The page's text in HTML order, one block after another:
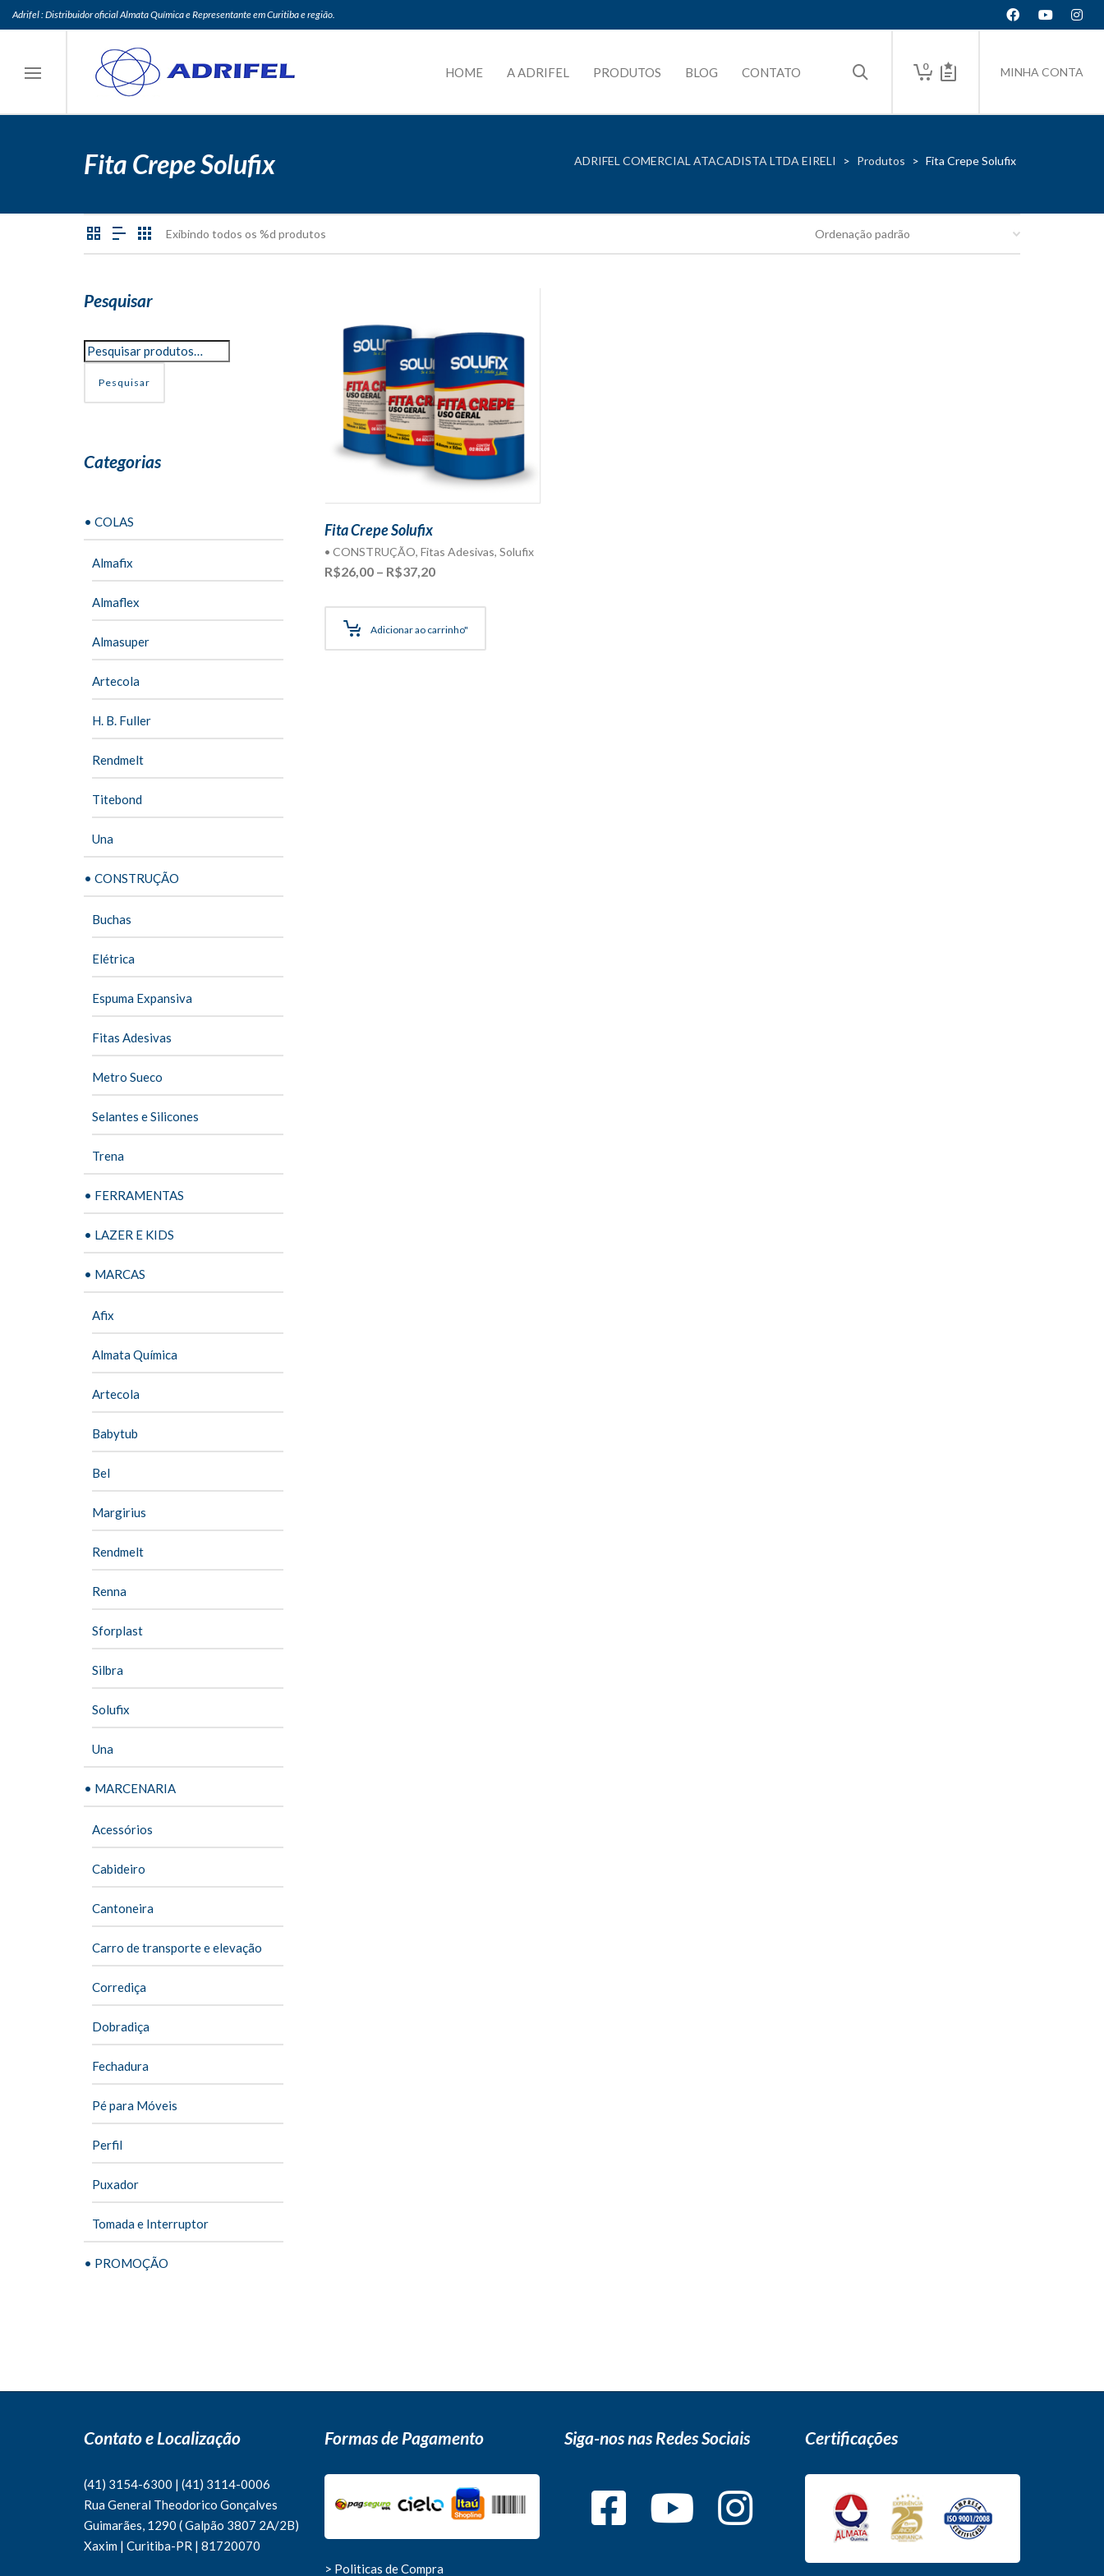
Adrifel : Distribuidor oficial Almata Química e Representante em Curitiba e região.
0 MINHA CONTA
HOME A ADRIFEL PRODUTOS BLOG CONTATO
Fita Crepe Solufix ADRIFEL COMERCIAL ATACADISTA LTDA EIRELI > Produtos > Fita Crepe Solufix
Exibindo todos os %d produtos
Fita Crepe Solufix
• CONSTRUÇÃO, Fitas Adesivas, Solufix
R$26,00 – R$37,20Faixa
preço:
através
R$37,20
Adicionar ao carrinho"
Pesquisar
Pesquisar
Categorias
• COLAS
Almafix
Almaflex
Almasuper
Artecola
H. B. Fuller
Rendmelt
Titebond
Una
• CONSTRUÇÃO
Buchas
Elétrica
Espuma Expansiva
Fitas Adesivas
Metro Sueco
Selantes e Silicones
Trena
• FERRAMENTAS
• LAZER E KIDS
• MARCAS
Afix
Almata Química
Artecola
Babytub
Bel
Margirius
Rendmelt
Renna
Sforplast
Silbra
Solufix
Una
• MARCENARIA
Acessórios
Cabideiro
Cantoneira
Carro de transporte e elevação
Corrediça
Dobradiça
Fechadura
Pé para Móveis
Perfil
Puxador
Tomada e Interruptor
• PROMOÇÃO
Contato e Localização
(41) 3154-6300 | (41) 3114-0006
Rua General Theodorico Gonçalves
Guimarães, 1290 ( Galpão 3807 2A/2B)
Xaxim | Curitiba-PR | 81720070
Formas de Pagamento
> Politicas de Compra
Siga-nos nas Redes Sociais Certificações